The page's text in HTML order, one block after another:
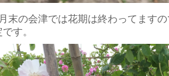
末の会津では花期は終わってます
す。